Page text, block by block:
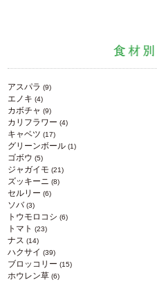
アスパラ (9)
エノキ (4)
カボチャ (9)
カリフラワー (4)
キャベツ (17)
グリーンボール (1)
ゴボウ (5)
ジャガイモ (21)
ズッキーニ (8)
セルリー (6)
ソバ(3)
トウモロコシ (6)
トマト (23)
ナス (14)
ハクサイ (39)
ブロッコリー (15)
ホウレン草 (6)